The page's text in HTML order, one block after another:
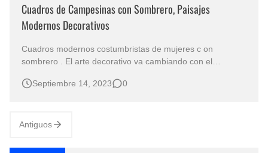
Cuadros de Campesinas con Sombrero, Paisajes
Modernos Decorativos
Cuadros modernos costumbristas de mujeres c on
sombrero . El arte decorativo va cambiando con el
las pinturas de estilo colorido, moderno y minimalista con
Septiembre 14, 2023 0
Antiguos